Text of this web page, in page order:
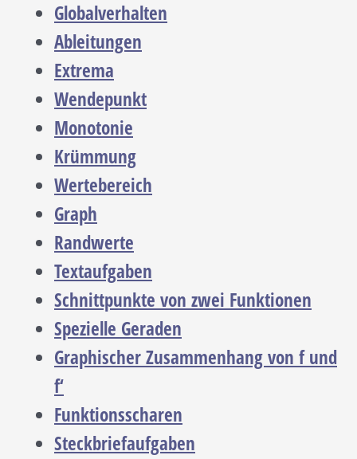
Globalverhalten
Ableitungen
Extrema
Wendepunkt
Monotonie
Krümmung
Wertebereich
Graph
Randwerte
Textaufgaben
Schnittpunkte von zwei Funktionen
Spezielle Geraden
Graphischer Zusammenhang von f und
f‘
Funktionsscharen
Steckbriefaufgaben